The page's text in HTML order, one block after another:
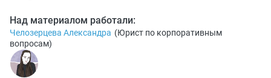
Над материалом работали:
Челозерцева Александра (Юрист по корпоративным
вопросам)